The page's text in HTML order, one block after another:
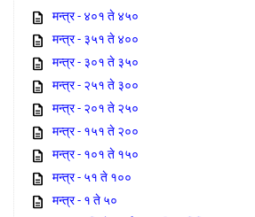
मन्त्र - ४०१ ते ४५०
मन्त्र - ३५१ ते ४००
मन्त्र - ३०१ ते ३५०
मन्त्र - २५१ ते ३००
मन्त्र - २०१ ते २५०
मन्त्र - १५१ ते २००
मन्त्र - १०१ ते १५०
मन्त्र - ५१ ते १००
मन्त्र - १ ते ५०